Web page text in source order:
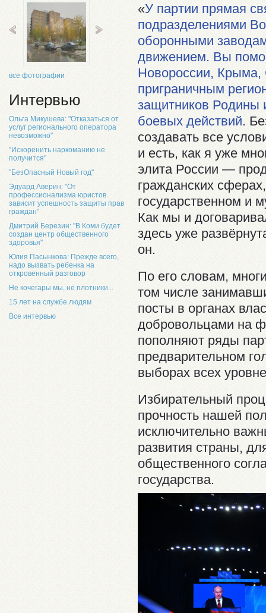
все фотографии
Интервью
Ольга Микушева: "Отказаться от
услуг регионального оператора
невозможно"
"Искоренить наркоманию не
получится"
"БезОпасный Новый год"
Эдуард Аверин: "От
профессионализма юристов
зависит успешность защиты прав
граждан"
Дмитрий Березин: "В Коми будет
создан центр общественного
здоровья"
Юлия Пасынкова: Прежде всего,
надо вызвать ребенка на
откровенный разговор
Не кочегары мы, не плотники...
15 лет на службе людям
Все интервью
«У партии прямая
подразделениями
оборонными
движением. Вы
Новороссии,
приграничным
защитников Родины
боевых действий.
создавать все
и есть, как я уже
элита России —
гражданских
государственном и
Как мы и
здесь уже
он.
По его словам,
том числе
посты в органах
добровольцами на
пополняют ряды
предварительном
выборах всех
Избирательный
прочность нашей
исключительно
развития страны,
общественного
государства.